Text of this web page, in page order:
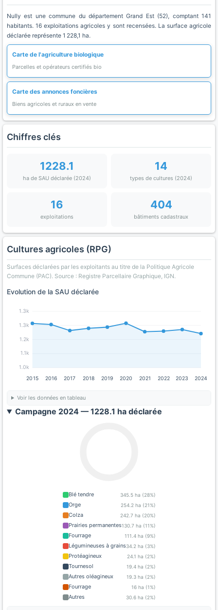
Nully est une commune du département Grand Est (52), comptant 141
habitants. 16 exploitations agricoles y sont recensées. La surface agricole
déclarée représente 1 228,1 ha.
Carte de l'agriculture biologique
Parcelles et opérateurs certifiés bio
Carte des annonces foncières
Biens agricoles et ruraux en vente
Chiffres clés
1228.1
ha de SAU déclarée (2024)
14
types de cultures (2024)
16
exploitations
404
bâtiments cadastraux
Cultures agricoles (RPG)
Surfaces déclarées par les exploitants au titre de la Politique Agricole
Commune (PAC). Source : Registre Parcellaire Graphique, IGN.
Evolution de la SAU déclarée
1.0k
1.1k
1.2k
1.3k
1.3k
2015 2016 2017 2018 2019 2020 2021 2022 2023 2024
Voir les données en tableau
Campagne 2024 — 1228.1 ha déclarée
Blé tendre 345.5 ha (28%)
Orge 254.2 ha (21%)
Colza 242.7 ha (20%)
Prairies permanentes130.7 ha (11%)
Fourrage 111.4 ha (9%)
Légumineuses à grains34.2 ha (3%)
Protéagineux 24.1 ha (2%)
Tournesol 19.4 ha (2%)
Autres oléagineux 19.3 ha (2%)
Fourrage 16 ha (1%)
Autres 30.6 ha (2%)